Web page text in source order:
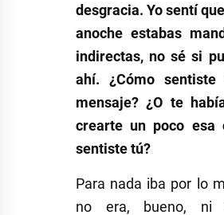
desgracia. Yo sentí
anoche estabas
indirectas, no sé si
ahí. ¿Cómo
mensaje? ¿O te
crearte un poco esa
sentiste tú?
Para nada iba por lo
no era, bueno, ni